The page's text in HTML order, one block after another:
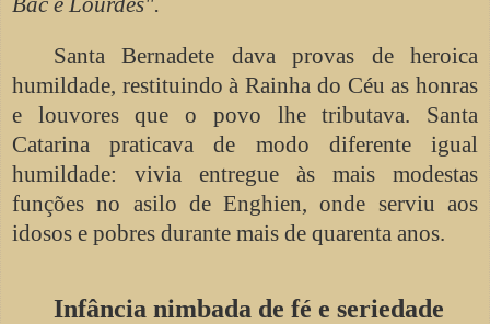
Santa Bernadete dava provas de heroica
humildade, restituindo à Rainha do Céu as honras
e louvores que o povo lhe tributava. Santa
Catarina praticava de modo diferente igual
humildade: vivia entregue às mais modestas
funções no asilo de Enghien, onde serviu aos
idosos e pobres durante mais de quarenta anos.
Infância nimbada de fé e seriedade